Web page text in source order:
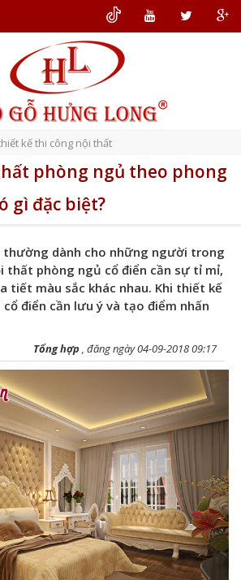
kế thi công nội thất
phòng ngủ theo phong
gì đặc biệt?
thường dành cho những người trong
thất phòng ngủ cổ điển cần sự tỉ mỉ,
tiết màu sắc khác nhau. Khi thiết kế
điển cần lưu ý và tạo điểm nhấn
Tổng hợp, đăng ngày 04-09-2018 09:17